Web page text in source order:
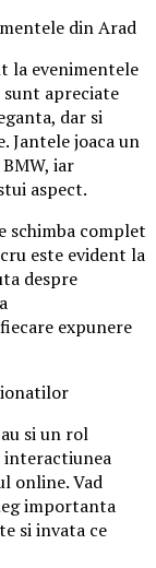
din Arad
la evenimentele
sunt apreciate
dar si
Jantele joaca un
iar
aspect.
schimba complet
este evident la
despre
expunere
si un rol
online. Vad
importanta
si invata ce